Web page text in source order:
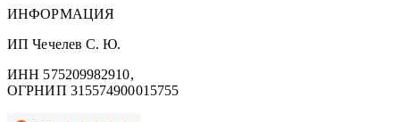
ИНФОРМАЦИЯ
ИП Чечелев С. Ю.
ИНН 575209982910,
ОГРНИП 315574900015755